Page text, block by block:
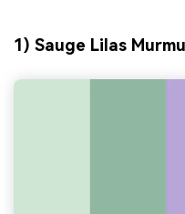
1) Sauge Lilas